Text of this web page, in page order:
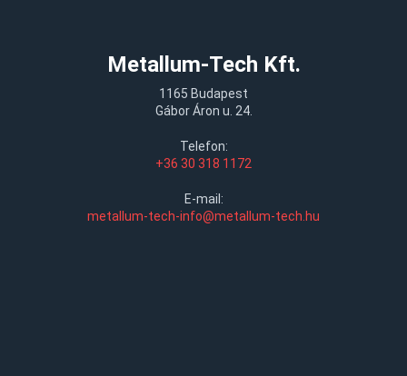
Metallum-Tech Kft.
1165 Budapest
Gábor Áron u. 24.
Telefon:
+36 30 318 1172
E-mail:
metallum-tech-info@metallum-tech.hu